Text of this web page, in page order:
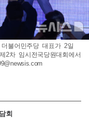
불어민주당 대표가 2일
2차 임시전국당원대회에서
회